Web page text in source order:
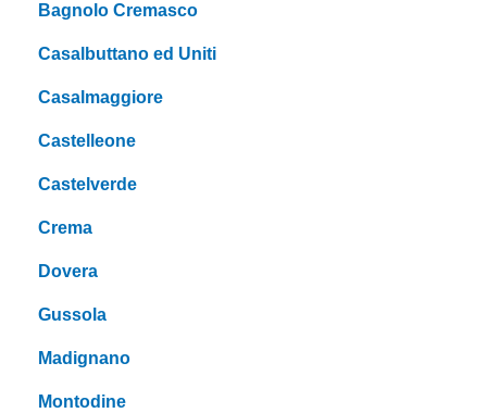
Bagnolo Cremasco
Casalbuttano ed Uniti
Casalmaggiore
Castelleone
Castelverde
Crema
Dovera
Gussola
Madignano
Montodine